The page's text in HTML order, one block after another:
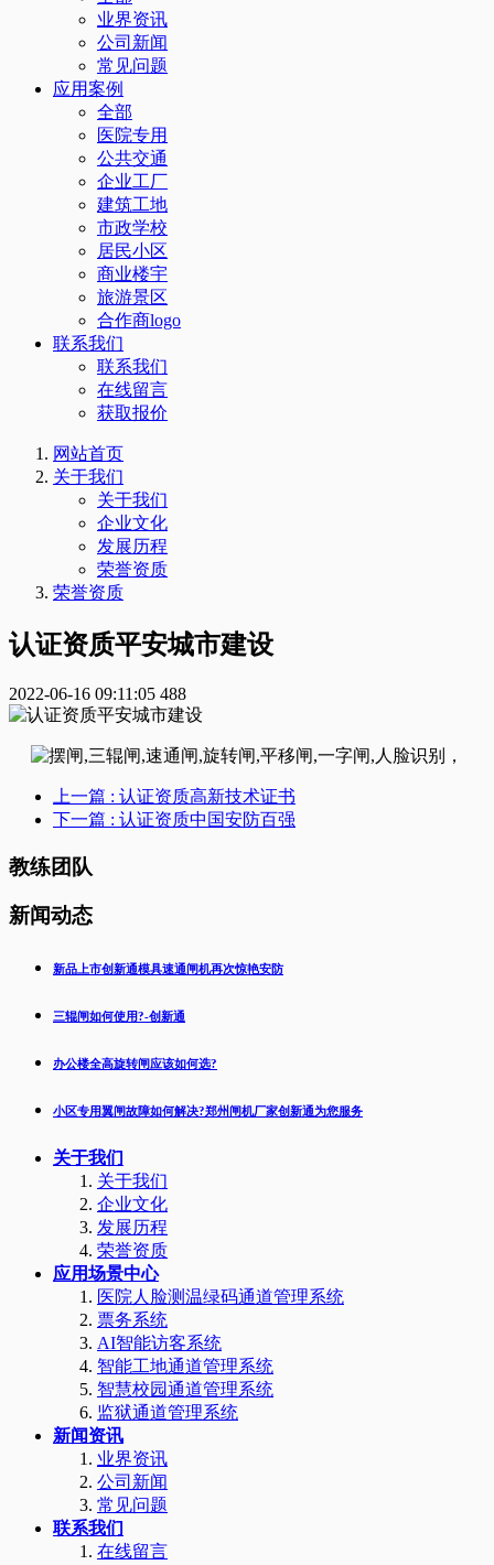
业界资讯
公司新闻
常见问题
应用案例
全部
医院专用
公共交通
企业工厂
建筑工地
市政学校
居民小区
商业楼宇
旅游景区
合作商logo
联系我们
联系我们
在线留言
获取报价
网站首页
关于我们
关于我们
企业文化
发展历程
荣誉资质
荣誉资质
认证资质平安城市建设
2022-06-16 09:11:05 488
上一篇 : 认证资质高新技术证书
下一篇 : 认证资质中国安防百强
教练团队
新闻动态
新品上市创新通模具速通闸机再次惊艳安防
三辊闸如何使用?-创新通
办公楼全高旋转闸应该如何选?
小区专用翼闸故障如何解决?郑州闸机厂家创新通为您服务
关于我们
关于我们
企业文化
发展历程
荣誉资质
应用场景中心
医院人脸测温绿码通道管理系统
票务系统
AI智能访客系统
智能工地通道管理系统
智慧校园通道管理系统
监狱通道管理系统
新闻资讯
业界资讯
公司新闻
常见问题
联系我们
在线留言